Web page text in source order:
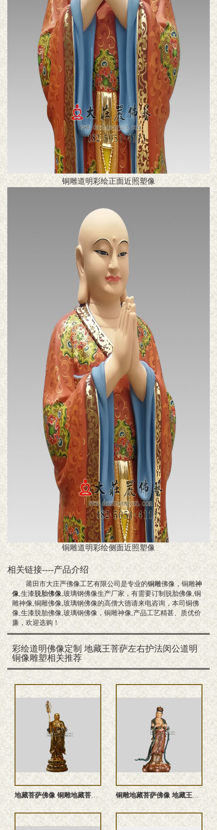
铜雕道明彩绘正面近照塑像
铜雕道明彩绘侧面近照塑像
相关链接----产品介绍
莆田市大庄严佛像工艺有限公司是专业的铜雕佛像，铜雕神
像,生漆脱胎佛像,玻璃钢佛像生产厂家，有需要订制脱胎佛像,铜
雕神像,铜雕佛像,玻璃钢佛像的高僧大德请来电咨询，本司铜佛
像,生漆脱胎佛像,玻璃钢佛像，铜雕神像,产品工艺精甚、质优价
廉，欢迎选购！
彩绘道明佛像定制 地藏王菩萨左右护法闵公道明
铜像雕塑相关推荐
地藏菩萨佛像 铜雕地藏菩萨 地藏王菩萨雕塑 地藏菩萨塑像 铜雕地藏菩萨佛像 地藏王菩萨雕塑 地藏菩萨铜佛像 地藏菩萨塑 ...